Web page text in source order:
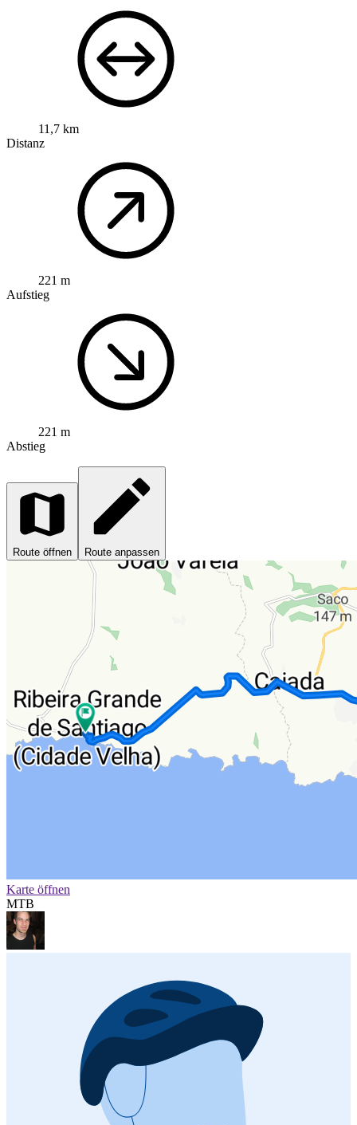
11,7 km
Distanz
221 m
Aufstieg
221 m
Abstieg
Route öffnen Route anpassen
Karte öffnen
MTB